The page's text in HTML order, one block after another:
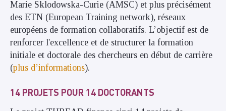
Marie Sklodowska-Curie (AMSC) et plus précisément
des ETN (European Training network), réseaux
européens de formation collaboratifs. L’objectif est de
renforcer l'excellence et de structurer la formation
initiale et doctorale des chercheurs en début de carrière
(plus d’informations).
14 PROJETS POUR 14 DOCTORANTS